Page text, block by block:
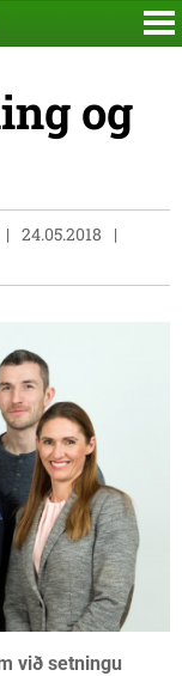
og
24.05.2018
við setningu